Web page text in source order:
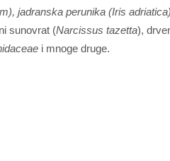
jadranska perunika (Iris
sunovrat (Narcissus tazetta),
i mnoge druge.